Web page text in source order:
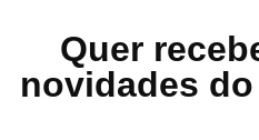
Quer
novidades